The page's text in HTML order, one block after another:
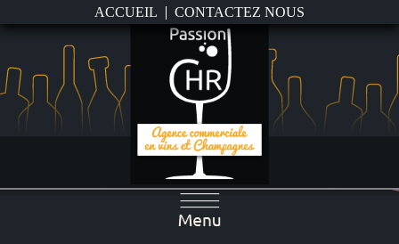
ACCUEIL CONTACTEZ NOUS